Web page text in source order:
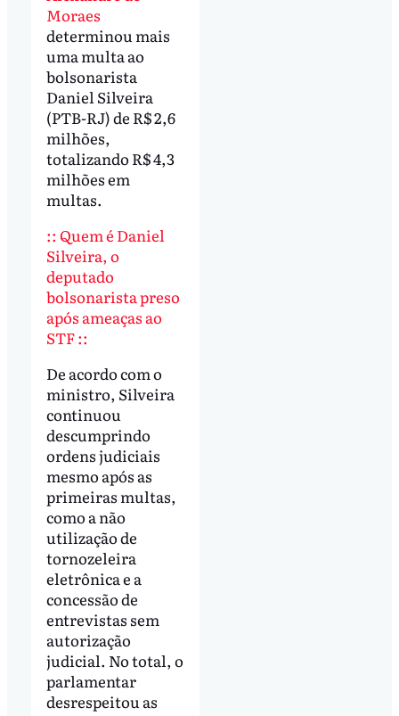
Moraes
determinou mais
uma multa ao
bolsonarista
Daniel Silveira
(PTB-RJ) de R$ 2,6
milhões,
totalizando R$ 4,3
milhões em
multas.
:: Quem é Daniel
Silveira, o
deputado
bolsonarista preso
após ameaças ao
STF ::
De acordo com o
ministro, Silveira
continuou
descumprindo
ordens judiciais
mesmo após as
primeiras multas,
como a não
utilização de
tornozeleira
eletrônica e a
concessão de
entrevistas sem
autorização
judicial. No total, o
parlamentar
desrespeitou as